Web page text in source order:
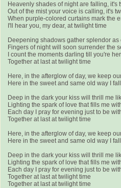
Heavenly shades of night are falling, it's
Out of the mist your voice is calling, it's
When purple-colored curtains mark the
I'll hear you, my dear, at twilight time
Deepening shadows gather splendor as
Fingers of night will soon surrender the
I count the moments darling till you're
Together at last at twilight time
Here, in the afterglow of day, we keep
Here in the sweet and same old way I
Deep in the dark your kiss will thrill me
Lighting the spark of love that fills me
Each day I pray for evening just to be
Together at last at twilight time
Here, in the afterglow of day, we keep
Here in the sweet and same old way I
Deep in the dark your kiss will thrill me
Lighting the spark of love that fills me
Each day I pray for evening just to be
Together at last at twilight time
Together at last at twilight time